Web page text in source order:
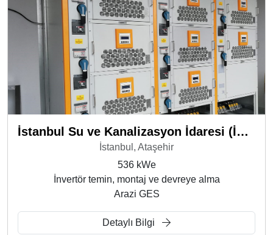
İstanbul Su ve Kanalizasyon İdaresi (İSKİ) - Ferhatpaşa
İstanbul, Ataşehir
536 kWe
İnvertör temin, montaj ve devreye alma
Arazi GES
Detaylı Bilgi